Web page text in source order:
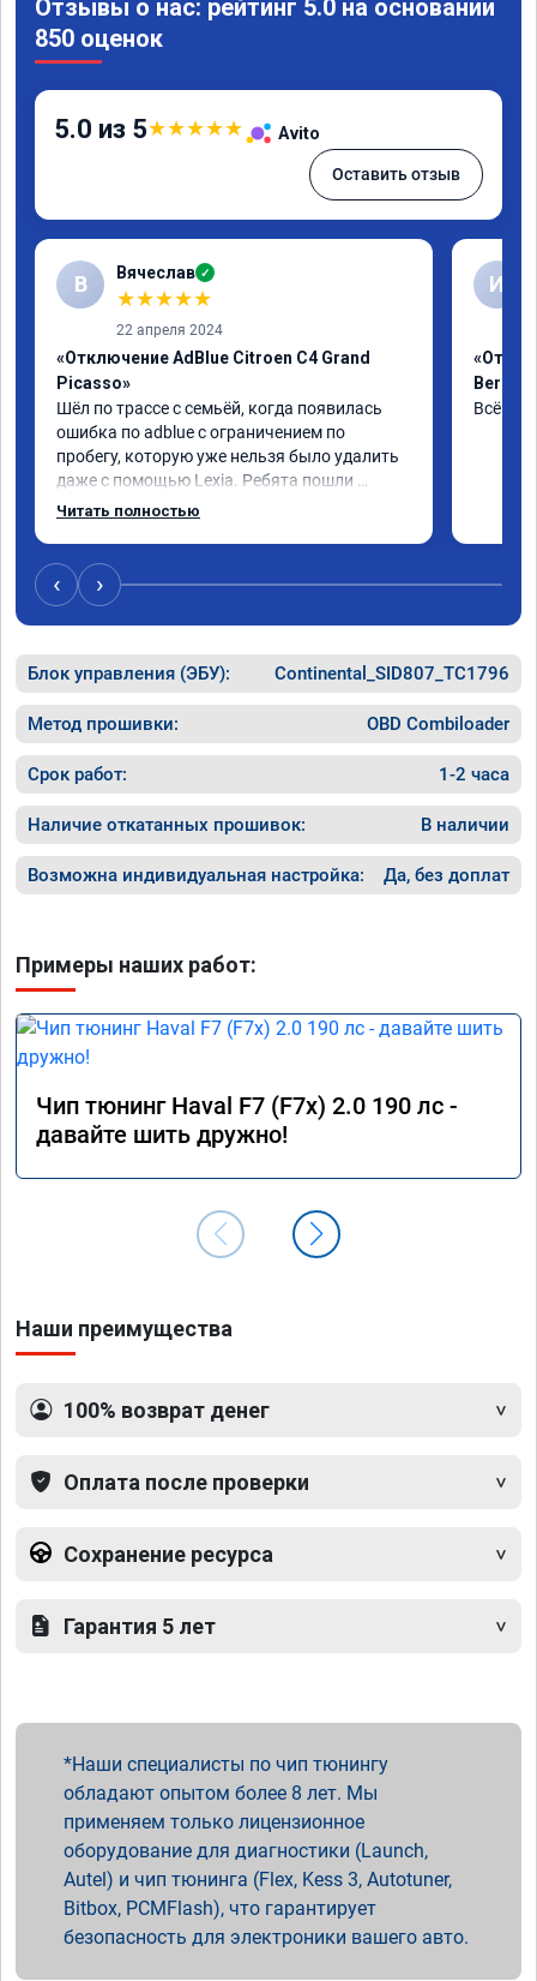
Отзывы о нас: рейтинг 5.0 на основании
850 оценок
5.0 из 5★★★★★ Avito
Оставить отзыв
В Вячеслав ✓
★★★★★
22 апреля 2024
«Отключение AdBlue Citroen C4 Grand
Picasso»
Шёл по трассе с семьёй, когда появилась
ошибка по adblue с ограничением по
пробегу, которую уже нельзя было удалить
даже с помощью Lexia. Ребята пошли
навстречу, оперативно приняли и за час
Читать полностью
И
Всё
‹ ›
Блок управления (ЭБУ): Continental_SID807_TC1796
Метод прошивки: OBD Combiloader
Срок работ: 1-2 часа
Наличие откатанных прошивок: В наличии
Возможна индивидуальная настройка: Да, без доплат
Примеры наших работ:
Чип тюнинг Haval F7 (F7x) 2.0 190 лс -
давайте шить дружно!
Наши преимущества
100% возврат денег
Оплата после проверки
Сохранение ресурса
Гарантия 5 лет
Наши специалисты по чип тюнингу
обладают опытом более 8 лет. Мы
применяем только лицензионное
оборудование для диагностики (Launch,
Autel) и чип тюнинга (Flex, Kess 3, Autotuner,
Bitbox, PCMFlash), что гарантирует
безопасность для электроники вашего авто.